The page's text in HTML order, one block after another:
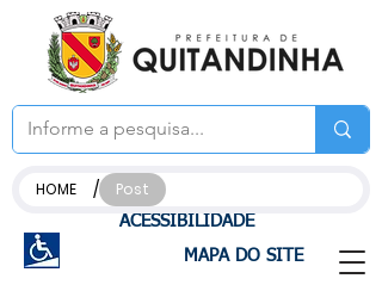
ACESSIBILIDADE
MAPA DO SITE
HOME / Post